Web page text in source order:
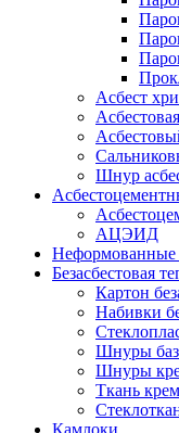
Асбест
Шнур
АЦЭИД
Неформованные
Безасбестовая
Картон
Набивки
Шнуры
Шнуры
Ткань
Камлоки